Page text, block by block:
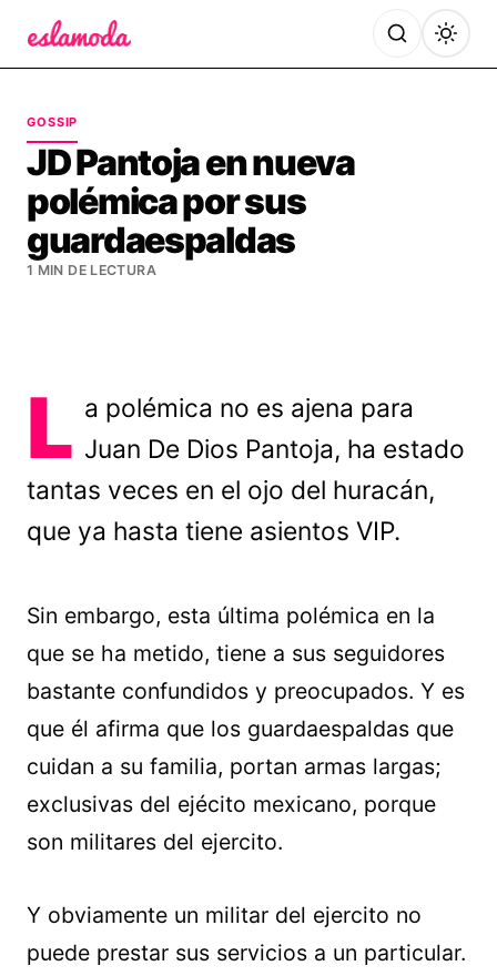
GOSSIP
JD Pantoja en nueva
polémica por sus
guardaespaldas
1 MIN DE LECTURA
L a polémica no es ajena para
Juan De Dios Pantoja, ha estado
tantas veces en el ojo del huracán,
que ya hasta tiene asientos VIP.
Sin embargo, esta última polémica en la
que se ha metido, tiene a sus seguidores
bastante confundidos y preocupados. Y es
que él afirma que los guardaespaldas que
cuidan a su familia, portan armas largas;
exclusivas del ejécito mexicano, porque
son militares del ejercito.
Y obviamente un militar del ejercito no
puede prestar sus servicios a un particular.